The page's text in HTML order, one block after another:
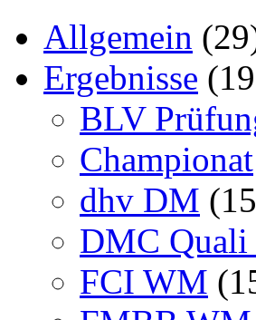
Allgemein
Ergebnisse
BLV
Championat
dhv DM
DMC Quali
FCI WM